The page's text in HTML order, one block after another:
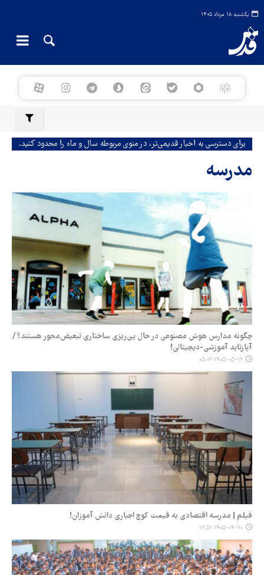
یکشنبه ۱۸ مرداد ۱۴۰۵
برای دسترسی به اخبار قدیمی‌تر، در منوی مربوطه سال و ماه را محدود کنید.
مدرسه
چگونه مدارس هوش ‌مصنوعی در حال پی‌ریزی ساختاری تبعیض‌محور هستند؟ /
آپارتاید آموزشی-دیجیتالی!
۱۴۰۵-۰۵-۱۲ ۰۵:۰۲
فیلم | مدرسه اقتصادی به قیمت کوچ اجباری دانش آموزان!
۱۴۰۵-۰۴-۲۰ ۱۲:۵۱